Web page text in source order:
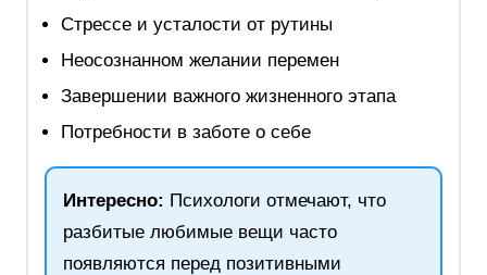
Стрессе и усталости от рутины
Неосознанном желании перемен
Завершении важного жизненного этапа
Потребности в заботе о себе
Интересно: Психологи отмечают, что
разбитые любимые вещи часто
появляются перед позитивными